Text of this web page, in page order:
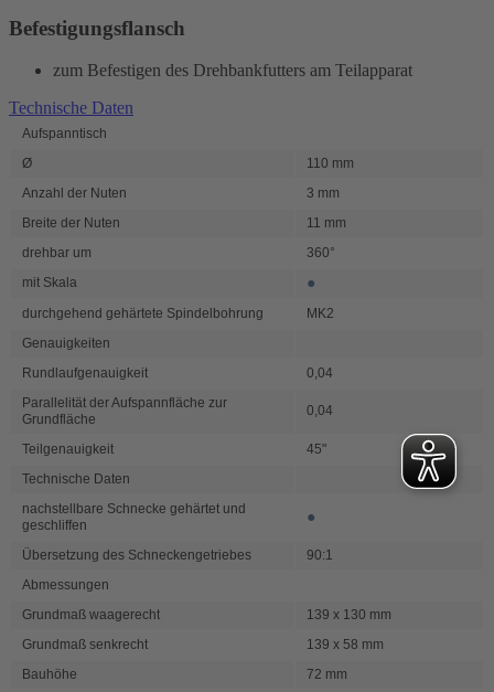
Befestigungsflansch
zum Befestigen des Drehbankfutters am Teilapparat
Technische Daten
Aufspanntisch
Ø
110 mm
Anzahl der Nuten
3 mm
Breite der Nuten
11 mm
drehbar um
360°
mit Skala
●
durchgehend gehärtete Spindelbohrung
MK2
Genauigkeiten
Rundlaufgenauigkeit
0,04
Parallelität der Aufspannfläche zur
Grundfläche
0,04
Teilgenauigkeit
45"
Technische Daten
nachstellbare Schnecke gehärtet und
geschliffen
●
Übersetzung des Schneckengetriebes
90:1
Abmessungen
Grundmaß waagerecht
139 x 130 mm
Grundmaß senkrecht
139 x 58 mm
Bauhöhe
72 mm